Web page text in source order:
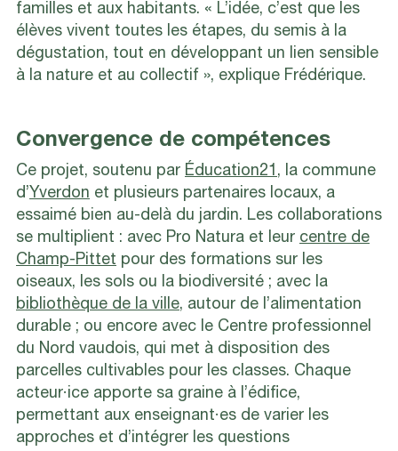
familles et aux habitants. « L’idée, c’est que les
élèves vivent toutes les étapes, du semis à la
dégustation, tout en développant un lien sensible
à la nature et au collectif », explique Frédérique.
Convergence de compétences
Ce projet, soutenu par Éducation21 , la commune
d’Yverdon et plusieurs partenaires locaux, a
essaimé bien au-delà du jardin. Les collaborations
se multiplient : avec Pro Natura et leur centre de
Champ-Pittet pour des formations sur les
oiseaux, les sols ou la biodiversité ; avec la
bibliothèque de la ville, autour de l’alimentation
durable ; ou encore avec le Centre professionnel
du Nord vaudois, qui met à disposition des
parcelles cultivables pour les classes. Chaque
acteur·ice apporte sa graine à l’édifice,
permettant aux enseignant·es de varier les
approches et d’intégrer les questions